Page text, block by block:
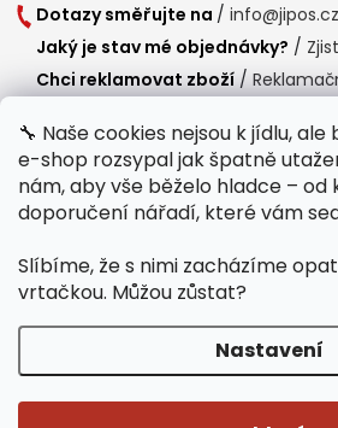
🔧 Naše cookies nejsou k jídlu,
e-shop rozsypal jak špatně
nám, aby vše běželo hladce – od
doporučení nářadí, které vám
Slíbíme, že s nimi zacházíme
vrtačkou. Můžou zůstat?
Nastavení
Dotazy směřujte na / info@jipos.cz
Jaký je stav mé objednávky? /
Chci reklamovat zboží /
Provozní doba
Po-Čt / 8:00 - 15:00
Polední přestávka /11:00 - 11:30
Copyright 2026Jipos.cz. Všechna práva
cookies